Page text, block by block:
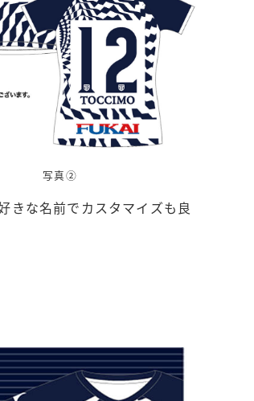
写真②
きな名前でカスタマイズも良